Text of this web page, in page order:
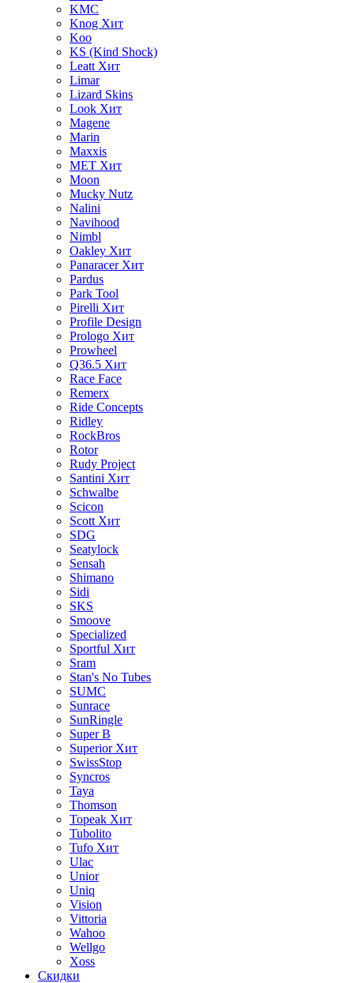
KMC
Knog Хит
Koo
KS (Kind Shock)
Leatt Хит
Limar
Lizard Skins
Look Хит
Magene
Marin
Maxxis
MET Хит
Moon
Mucky Nutz
Nalini
Navihood
Nimbl
Oakley Хит
Panaracer Хит
Pardus
Park Tool
Pirelli Хит
Profile Design
Prologo Хит
Prowheel
Q36.5 Хит
Race Face
Remerx
Ride Concepts
Ridley
RockBros
Rotor
Rudy Project
Santini Хит
Schwalbe
Scicon
Scott Хит
SDG
Seatylock
Sensah
Shimano
Sidi
SKS
Smoove
Specialized
Sportful Хит
Sram
Stan's No Tubes
SUMC
Sunrace
SunRingle
Super B
Superior Хит
SwissStop
Syncros
Taya
Thomson
Topeak Хит
Tubolito
Tufo Хит
Ulac
Unior
Uniq
Vision
Vittoria
Wahoo
Wellgo
Xoss
Скидки